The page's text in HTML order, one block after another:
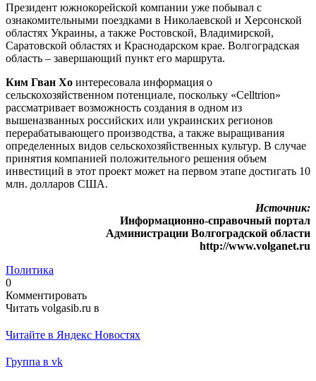
Президент южнокорейской компании уже побывал с
ознакомительными поездками в Николаевской и Херсонской
областях Украины, а также Ростовской, Владимирской,
Саратовской областях и Краснодарском крае. Волгоградская
область – завершающий пункт его маршрута.
Ким Гван Хо интересовала информация о
сельскохозяйственном потенциале, поскольку «Celltrion»
рассматривает возможность создания в одном из
вышеназванных российских или украинских регионов
перерабатывающего производства, а также выращивания
определенных видов сельскохозяйственных культур. В случае
принятия компанией положительного решения объем
инвестиций в этот проект может на первом этапе достигать 10
млн. долларов США.
Источник:
Информационно-справочный портал
Администрации Волгоградской области
http://www.volganet.ru
Политика
0
Комментировать
Читать volgasib.ru в
Читайте в Яндекс Новостях
Группа в vk